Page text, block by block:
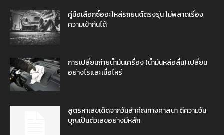
คู่มือเลือกซื้ออะไหล่รถยนต์ตรงรุ่น ไม่พลาดเรื่อง
ความเข้ากันได้
การเปลี่ยนถ่ายน้ำมันเครื่อง (น้ำมันหล่อลื่น) เปลี่ยน
อย่างไรและเมื่อไหร่
สูตรหาเลขเด็ดจากวันสำคัญทางศาสนา ตีความวัน
บุญเป็นตัวเลขอย่างมีหลัก